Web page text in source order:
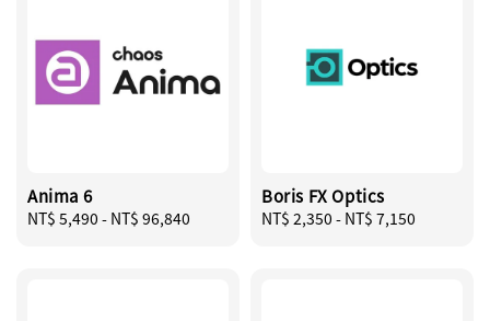
Anima 6
Regular
NT$ 5,490 - NT$ 96,840
Boris FX Optics
Regular
NT$ 2,350 - NT$ 7,150